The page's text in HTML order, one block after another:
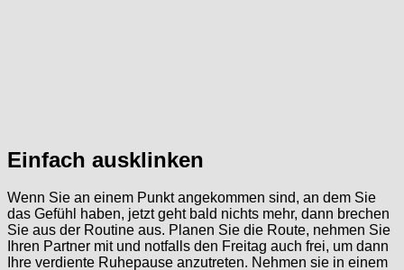
Einfach ausklinken
Wenn Sie an einem Punkt angekommen sind, an dem Sie
das Gefühl haben, jetzt geht bald nichts mehr, dann brechen
Sie aus der Routine aus. Planen Sie die Route, nehmen Sie
Ihren Partner mit und notfalls den Freitag auch frei, um dann
Ihre verdiente Ruhepause anzutreten. Nehmen sie in einem